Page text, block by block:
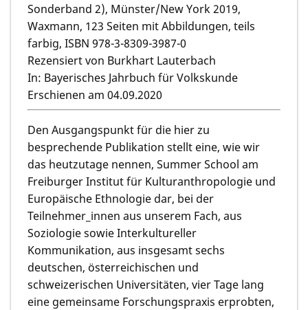
Sonderband 2), Münster/New York 2019,
Waxmann, 123 Seiten mit Abbildungen, teils
farbig, ISBN 978-3-8309-3987-0
Rezensiert von Burkhart Lauterbach
In: Bayerisches Jahrbuch für Volkskunde
Erschienen am 04.09.2020
Den Ausgangspunkt für die hier zu
besprechende Publikation stellt eine, wie wir
das heutzutage nennen, Summer School am
Freiburger Institut für Kulturanthropologie und
Europäische Ethnologie dar, bei der
Teilnehmer_innen aus unserem Fach, aus
Soziologie sowie Interkultureller
Kommunikation, aus insgesamt sechs
deutschen, österreichischen und
schweizerischen Universitäten, vier Tage lang
eine gemeinsame Forschungspraxis erprobten,